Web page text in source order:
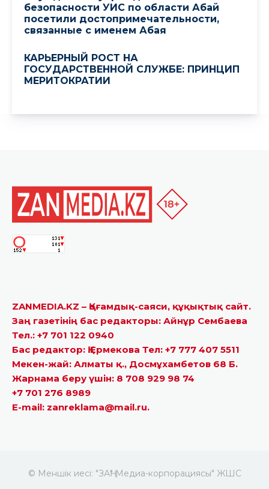
ZANMEDIA.KZ – Қоғамдық-саяси, құқықтық сайт.
Заң газетінің бас редакторы: Айнұр Сембаева
Тел.: +7 701 122 0940
Бас редактор: Қ.Ермекова Тел: +7 777 407 5511
Мекен-жай: Алматы қ., Досмұхамбетов 68 Б.
Жарнама беру үшін: 8 708 929 98 74
+7 701 276 8989
E-mail: zanreklama@mail.ru.
© Меншік иесі: "ЗАҢ" Медиа-корпорациясы" ЖШС